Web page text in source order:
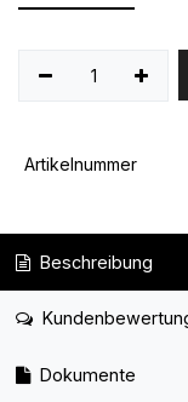
Artikelnummer
Beschreibung
Dokumente